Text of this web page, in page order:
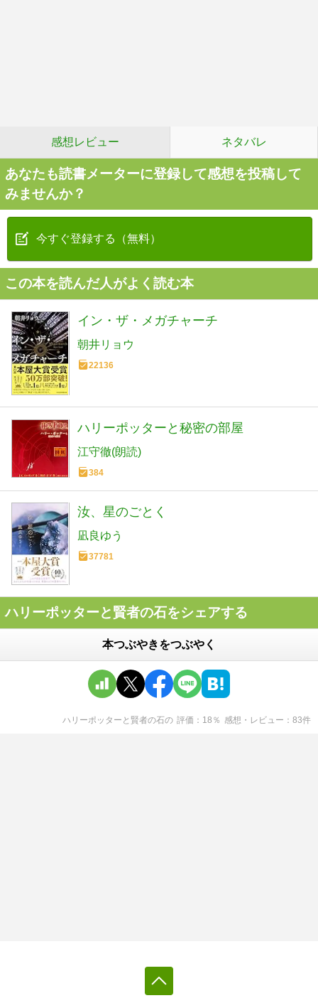
感想レビュー ネタバレ
あなたも読書メーターに登録して感想を投稿して
みませんか？
今すぐ登録する（無料）
この本を読んだ人がよく読む本
イン・ザ・メガチャーチ
朝井リョウ
22136
ハリーポッターと秘密の部屋
江守徹(朗読)
384
汝、星のごとく
凪良ゆう
37781
ハリーポッターと賢者の石をシェアする
本つぶやきをつぶやく
ハリーポッターと賢者の石の 評価 18 ％ 感想・レビュー 83件